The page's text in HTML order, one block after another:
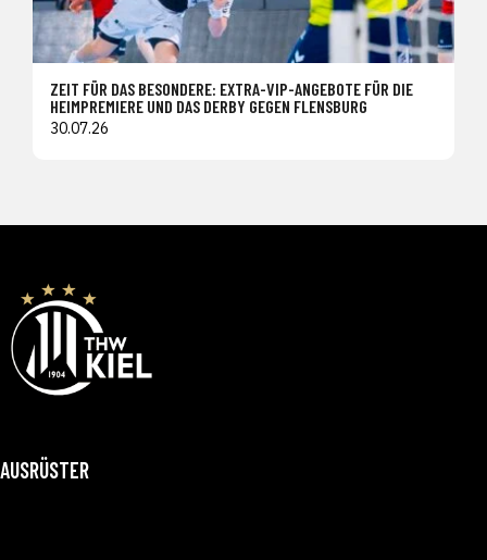
ZEIT FÜR DAS BESONDERE: EXTRA-VIP-ANGEBOTE FÜR DIE
HEIMPREMIERE UND DAS DERBY GEGEN FLENSBURG
30.07.26
AUSRÜSTER